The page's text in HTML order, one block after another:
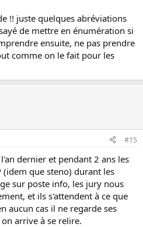
!! juste quelques abréviations
de mettre en énumération si
ensuite, ne pas prendre
comme on le fait pour les
#15
dernier et pendant 2 ans les
(idem que steno) durant les
sur poste info, les jury nous
et ils s'attendent à ce que
aucun cas il ne regarde ses
arrive à se relire.